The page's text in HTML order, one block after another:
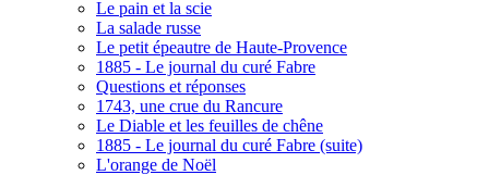
Le pain et la scie
La salade russe
Le petit épeautre de Haute-Provence
1885 - Le journal du curé Fabre
Questions et réponses
1743, une crue du Rancure
Le Diable et les feuilles de chêne
1885 - Le journal du curé Fabre (suite)
L'orange de Noël